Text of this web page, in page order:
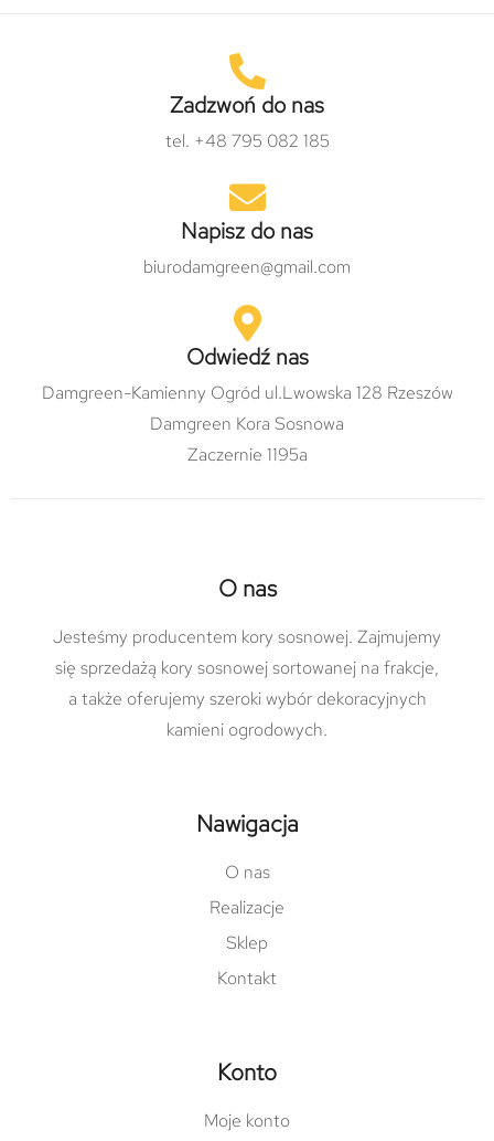
Zadzwoń do nas
tel. +48 795 082 185
Napisz do nas
biurodamgreen@gmail.com
Odwiedź nas
Damgreen-Kamienny Ogród ul.Lwowska 128 Rzeszów
Damgreen Kora Sosnowa
Zaczernie 1195a
O nas
Jesteśmy producentem kory sosnowej. Zajmujemy
się sprzedażą kory sosnowej sortowanej na frakcje,
a także oferujemy szeroki wybór dekoracyjnych
kamieni ogrodowych.
Nawigacja
O nas
Realizacje
Sklep
Kontakt
Konto
Moje konto